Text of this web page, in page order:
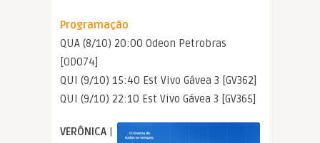
Programação
QUA (8/10) 20:00 Odeon Petrobras
[OD074]
QUI (9/10) 15:40 Est Vivo Gávea 3 [GV362]
QUI (9/10) 22:10 Est Vivo Gávea 3 [GV365]
VERÔNICA |